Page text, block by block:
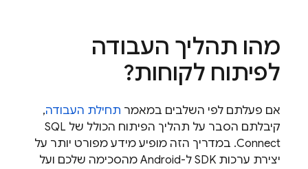
מהו תהליך העבודה
לפיתוח לקוחות?
אם פעלתם לפי השלבים במאמר תחילת העבודה,
קיבלתם הסבר על תהליך הפיתוח הכולל של SQL
Connect. במדריך הזה מופיע מידע מפורט יותר על
יצירת ערכות SDK ל-Android מהסכימה שלכם ועל